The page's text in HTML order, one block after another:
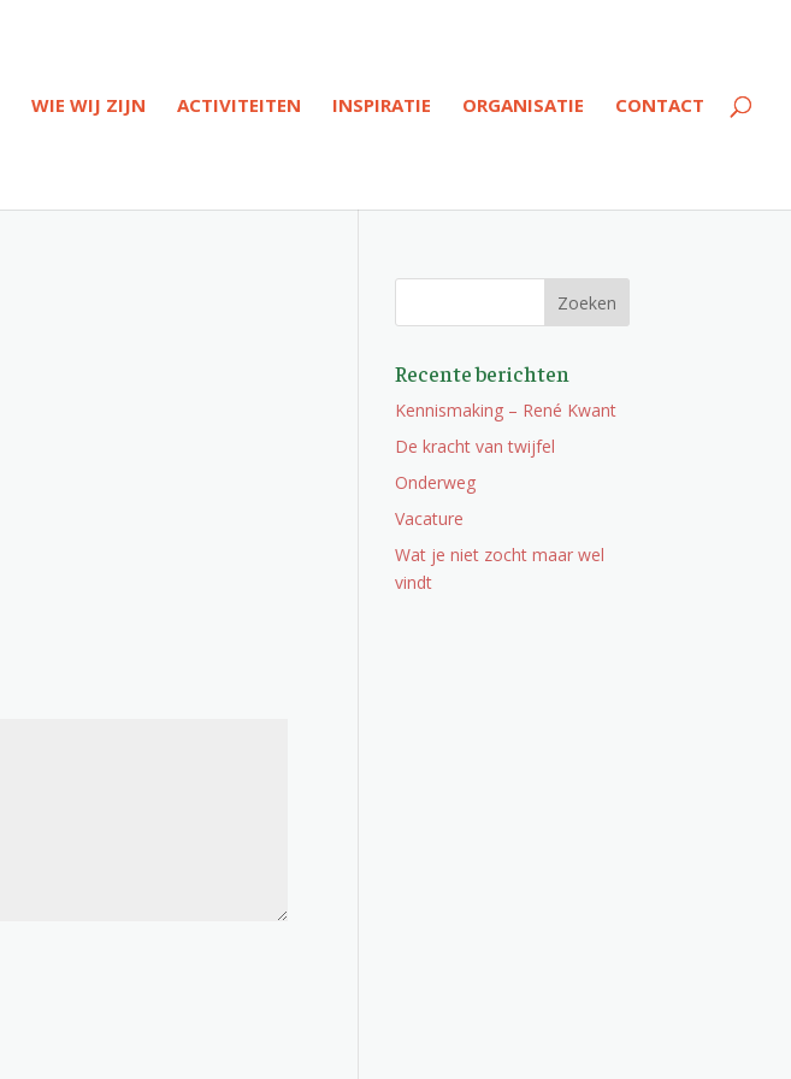
WIE WIJ ZIJN ACTIVITEITEN INSPIRATIE ORGANISATIE CONTACT
Recente berichten
Kennismaking – René Kwant
De kracht van twijfel
Onderweg
Vacature
Wat je niet zocht maar wel
vindt